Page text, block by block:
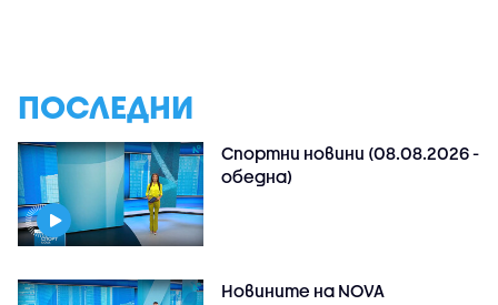
ПОСЛЕДНИ
Спортни новини (08.08.2026 -
обедна)
Новините на NOVA